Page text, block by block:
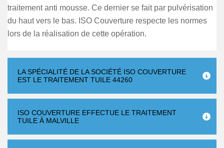
traitement anti mousse. Ce dernier se fait par pulvérisation
du haut vers le bas. ISO Couverture respecte les normes
lors de la réalisation de cette opération.
LA SPÉCIALITÉ DE LA SOCIÉTÉ ISO COUVERTURE
EST LE TRAITEMENT TUILE 44260
ISO COUVERTURE EFFECTUE LE TRAITEMENT
TUILE À MALVILLE